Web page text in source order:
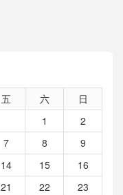
五 六
日
1
2
7 8
9
14 15
16
21 22
23